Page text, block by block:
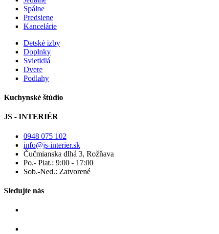
Spálne
Predsiene
Kancelárie
Detské izby
Doplnky
Svietidlá
Dvere
Podlahy
Kuchynské štúdio
JS - INTERIÉR
0948 075 102
info@js-interier.sk
Čučmianska dlhá 3, Rožňava
Po.- Piat.: 9:00 - 17:00
Sob.-Ned.: Zatvorené
Sledujte nás